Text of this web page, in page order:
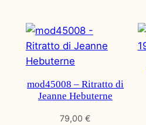
mod45008 – Ritratto di
Jeanne Hebuterne
79,00€